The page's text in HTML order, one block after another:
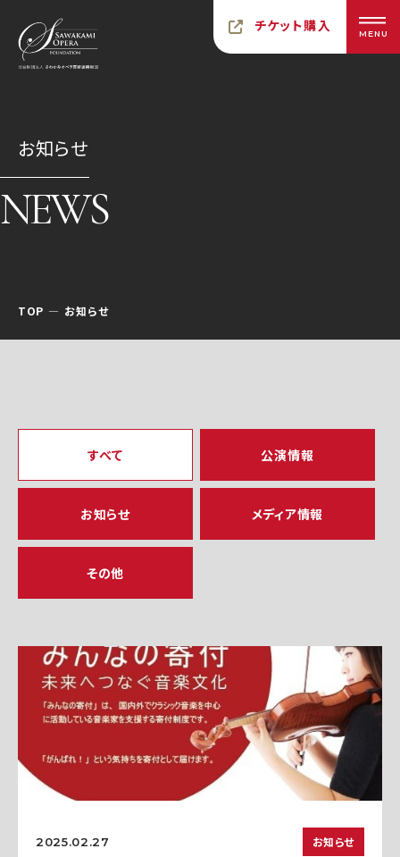
チケット購入 MENU
お知らせ
NEWS
TOP お知らせ
すべて 公演情報
お知らせ メディア情報
その他
2025.02.27 お知らせ